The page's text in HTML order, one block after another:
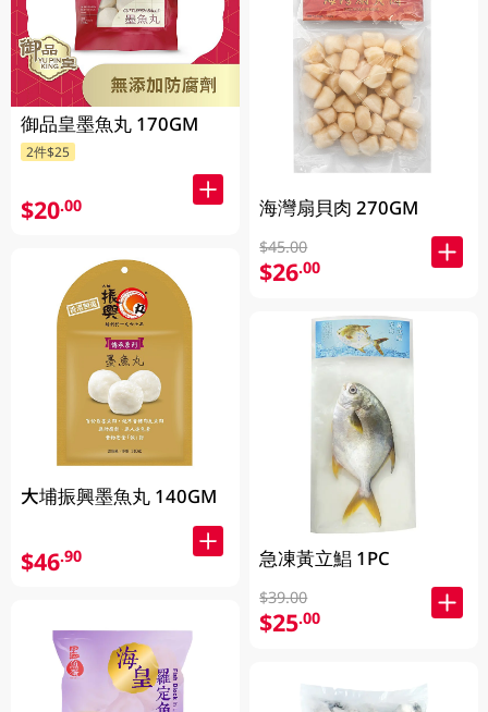
御品皇墨魚丸 170GM
2件$25
$20.00
大埔振興墨魚丸 140GM
$46.90
海灣扇貝肉 270GM
$45.00
$26.00
急凍黃立鯧 1PC
$39.00
$25.00